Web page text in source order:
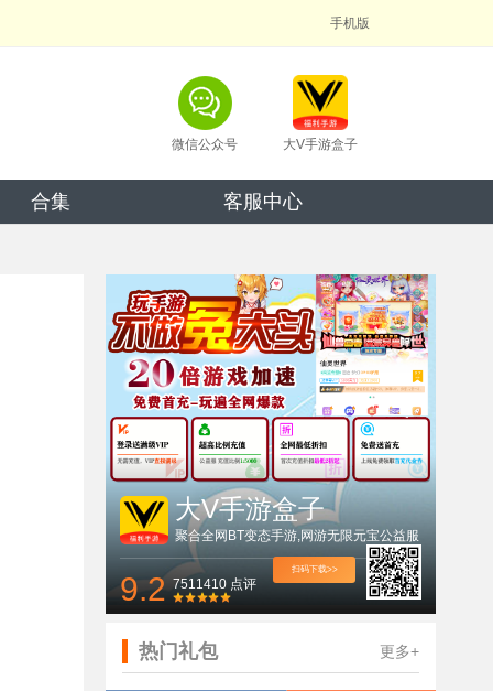
手机版
大V手游盒子
微信公众号
合集 客服中心
大V手游盒子
聚合全网BT变态手游,网游无限元宝公益服
9.2 7511410 点评
扫码下载>>
热门礼包 更多+